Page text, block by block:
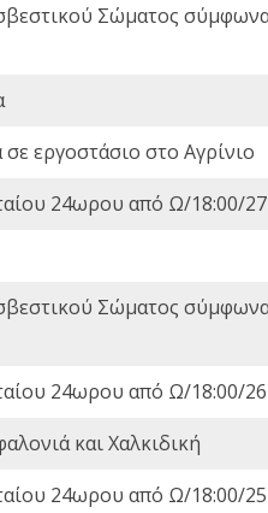
Σώματος
εργοστάσιο στο Αγρίνιο
24ωρου από Ω/18:00/
Σώματος
24ωρου από Ω/18:00/
και Χαλκιδική
24ωρου από Ω/18:00/